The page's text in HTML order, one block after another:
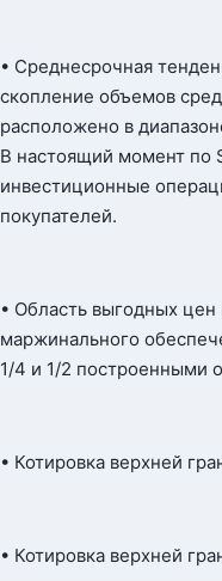
• Среднесрочная
скопление объемов
расположено в
В настоящий момент по
инвестиционные
покупателей.
• Область выгодных цен
маржинального
1/4 и 1/2 построенными
• Котировка верхней
• Котировка верхней